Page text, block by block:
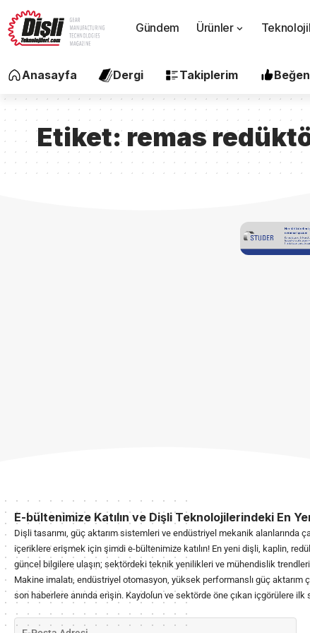
Gündem Ürünler
Anasayfa Dergi Takiplerim
Etiket:remas
E-bültenimize Katılın ve Dişli Teknolojilerindeki En
Dişli tasarımı, güç aktarım sistemleri ve endüstriyel mekanik alanlarında
içeriklere erişmek için şimdi e-bültenimize katılın! En yeni dişli, kaplin,
güncel bilgilere ulaşın; sektördeki teknik yenilikleri ve mühendislik
Makine imalatı, endüstriyel otomasyon, yüksek performanslı güç aktarım
son haberlere anında erişin. Kaydolun ve sektörde öne çıkan içgörülere ilk